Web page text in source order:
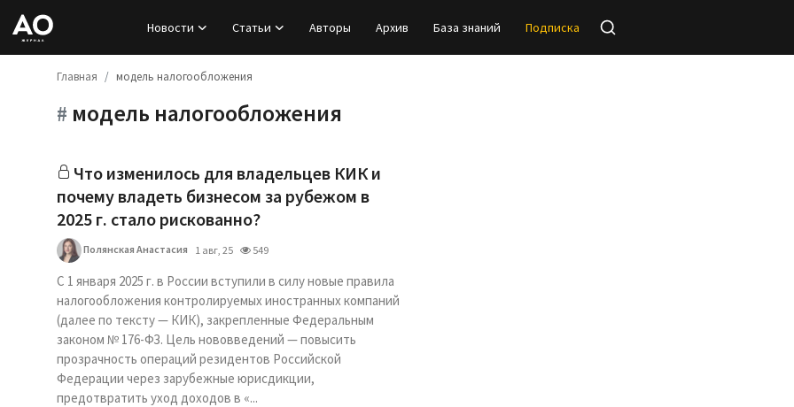
Новости Статьи Авторы Архив База знаний Подписка
Регистрация
Новости
Статьи
Авторы
База знаний
Подписка
Главная модель налогообложения
# модель налогообложения
Что изменилось для владельцев КИК и
почему владеть бизнесом за рубежом в
2025 г. стало рискованно?
Полянская Анастасия 1 авг, 25 549
С 1 января 2025 г. в России вступили в силу новые правила
налогообложения контролируемых иностранных компаний
(далее по тексту — КИК), закрепленные Федеральным
законом № 176-ФЗ. Цель нововведений — повысить
прозрачность операций резидентов Российской
Федерации через зарубежные юрисдикции,
предотвратить уход доходов в «...